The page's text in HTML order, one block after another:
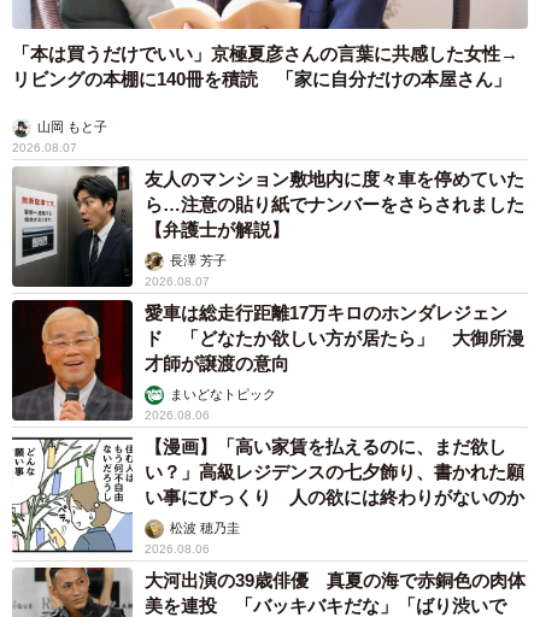
「本は買うだけでいい」京極夏彦さんの言葉に共感した女性→
リビングの本棚に140冊を積読 「家に自分だけの本屋さん」
山岡 もと子
2026.08.07
友人のマンション敷地内に度々車を停めていた
ら…注意の貼り紙でナンバーをさらされました
【弁護士が解説】
長澤 芳子
2026.08.07
愛車は総走行距離17万キロのホンダレジェン
ド 「どなたか欲しい方が居たら」 大御所漫
才師が譲渡の意向
まいどなトピック
2026.08.06
【漫画】「高い家賃を払えるのに、まだ欲し
い？」高級レジデンスの七夕飾り、書かれた願
い事にびっくり 人の欲には終わりがないのか
松波 穂乃圭
2026.08.06
大河出演の39歳俳優 真夏の海で赤銅色の肉体
美を連投 「バッキバキだな」「ばり渋いで